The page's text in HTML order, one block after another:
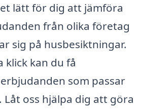
lätt för dig att jämföra
från olika företag
sig på husbesiktningar.
klick kan du få
som passar
Låt oss hjälpa dig att göra